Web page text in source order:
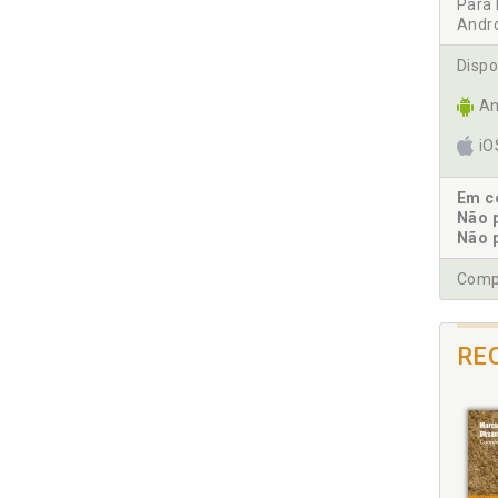
Para
Em
Não
Não